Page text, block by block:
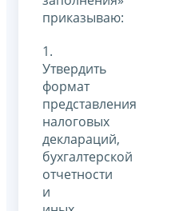
приказываю:
1.
Утвердить
формат
представления
налоговых
деклараций,
бухгалтерской
отчетности
и